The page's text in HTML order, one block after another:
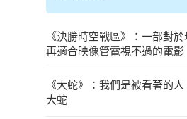
《決勝時空戰區》：一部對於
再適合映像管電視不過的電影
《大蛇》：我們是被看著的
大蛇